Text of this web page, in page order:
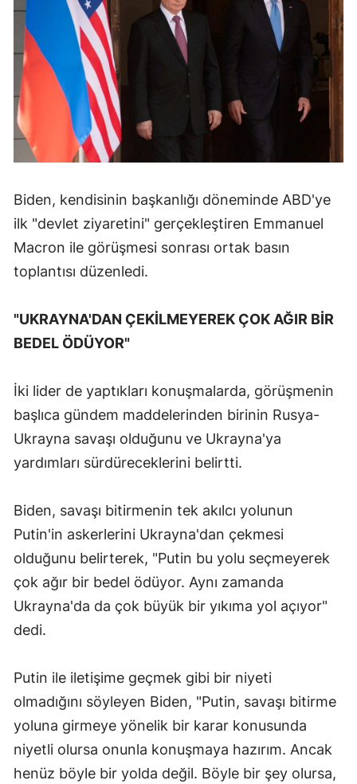
Malatya
Kahramanmaraş
Mardin
Nevşehir
Niğde
Rize
Samsun
Siirt
Sinop
Tekirdağ
Trabzon
Tunceli
Uşak
Van
Yozgat
Zonguldak
Biden, kendisinin başkanlığı döneminde ABD'ye
ilk "devlet ziyaretini" gerçekleştiren Emmanuel
Macron ile görüşmesi sonrası ortak basın
toplantısı düzenledi.
"UKRAYNA'DAN ÇEKİLMEYEREK ÇOK AĞIR BİR
BEDEL ÖDÜYOR"
İki lider de yaptıkları konuşmalarda, görüşmenin
başlıca gündem maddelerinden birinin Rusya-
Ukrayna savaşı olduğunu ve Ukrayna'ya
yardımları sürdüreceklerini belirtti.
Biden, savaşı bitirmenin tek akılcı yolunun
Putin'in askerlerini Ukrayna'dan çekmesi
olduğunu belirterek, "Putin bu yolu seçmeyerek
çok ağır bir bedel ödüyor. Aynı zamanda
Ukrayna'da da çok büyük bir yıkıma yol açıyor"
dedi.
Putin ile iletişime geçmek gibi bir niyeti
olmadığını söyleyen Biden, "Putin, savaşı bitirme
yoluna girmeye yönelik bir karar konusunda
niyetli olursa onunla konuşmaya hazırım. Ancak
henüz böyle bir yolda değil. Böyle bir şey olursa,